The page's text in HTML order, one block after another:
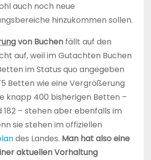
auch noch neue
hinzukommen sollen.
von Buchen fällt auf den
auf, weil im Gutachten Buchen
Betten im Status quo angegeben
Betten wie eine Vergrößerung
knapp 400 bisherigen Betten –
182 – stehen aber ebenfalls im
sie stehen im offiziellen
des Landes. Man hat also eine
aktuellen Vorhaltung